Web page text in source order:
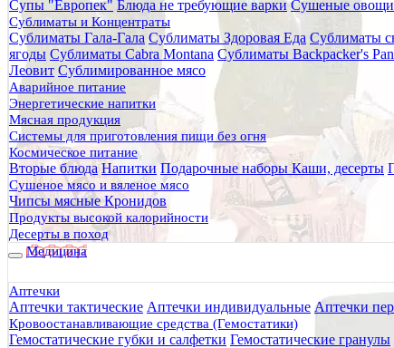
Супы "Европек" Блюда не требующие варки Сушеные овощи
Сублиматы и Концентраты
Сублиматы Гала-Гала Сублиматы Здоровая Еда Сублиматы
ягоды Сублиматы Cabra Montana Сублиматы Backpacker's
Леовит Сублимированное мясо
Аварийное питание
Энергетические напитки
Мясная продукция
Системы для приготовления пищи без огня
Космическое питание
Вторые блюда Напитки Подарочные наборыКаши, десерты
Сушеное мясо и вяленое мясо
Чипсы мясные Кронидов
Продукты высокой калорийности
Десерты в поход
Медицина
Аптечки
Аптечки тактические Аптечки индивидуальные Аптечки
Кровоостанавливающие средства (Гемостатики)
Гемостатические губки и салфетки Гемостатические гранулы
Главная
Каталог товаров
Термосы Tyeso
Термокружки Tyeso
Термокружка TYESO TS-8730 B
Термокружка TYESO TS-